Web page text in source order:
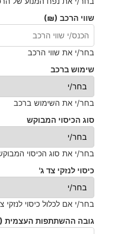
שווי הרכב (₪)
בחר/י את שווי הרכב
שימוש ברכב
בחר/י את השימוש ברכב
סוג הכיסוי המבוקש
בחר/י את סוג הכיסוי
כיסוי לנזקי צד ג'
בחר/י אם לכלול כיסוי לנזקי
גובה ההשתתפות העצמית